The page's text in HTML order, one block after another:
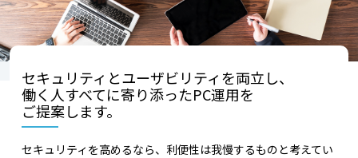
セキュリティとユーザビリティを両立し、
働く人すべてに寄り添ったPC運用を
ご提案します。
セキュリティを高めるなら、利便性は我慢するものと考えてい